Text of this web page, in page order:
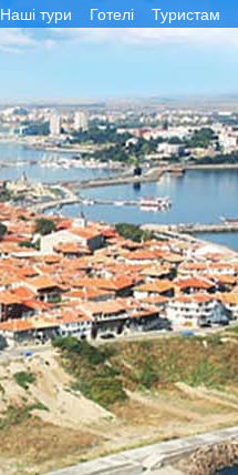
Наші тури Готелі Туристам